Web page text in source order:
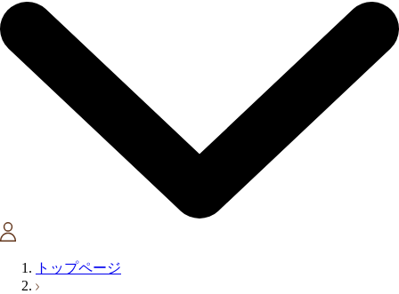
トップページ